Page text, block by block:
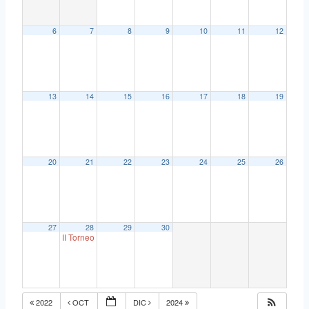
6 7 8 9 10 11 12
13 14 15 16 17 18 19
20 21 22 23 24 25 26
27 28
II Torneo Cafetería Sitium
29 30
2022 OCT DIC 2024